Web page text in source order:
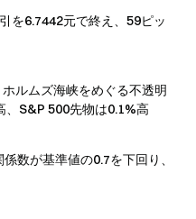
を6.7442元で終え、59ピッ
ルムズ海峡をめぐる不透明
、S&P 500先物は0.1%高
数が基準値の0.7を下回り、